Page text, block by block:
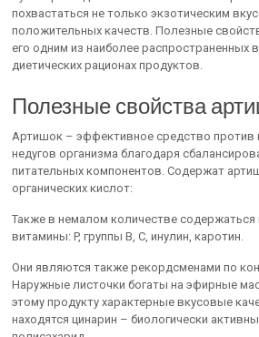
похвастаться не только экзотическим
положительных качеств. Полезные
его одним из наиболее распространенных
диетических рационах продуктов.
Полезные свойства
Артишок – эффективное средство против
недугов организма благодаря
питательных компонентов. Содержат
органических кислот:
Также в немалом количестве содержаться
витамины: P, группы B, C, инулин, каротин.
Они являются также рекордсменами по
Наружные листочки богаты на эфирные
этому продукту характерные вкусовые
находятся цинарин – биологически